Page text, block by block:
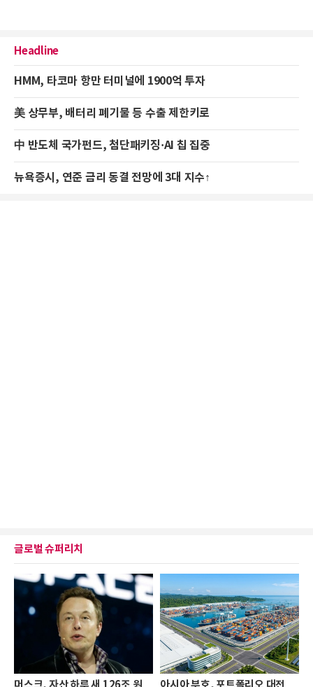
Headline
HMM, 타코마 항만 터미널에 1900억 투자
美 상무부, 배터리 폐기물 등 수출 제한키로
中 반도체 국가펀드, 첨단패키징·AI 칩 집중
뉴욕증시, 연준 금리 동결 전망에 3대 지수↑
글로벌 슈퍼리치